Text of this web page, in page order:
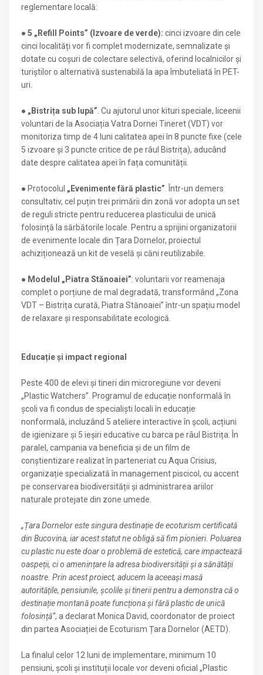
reglementare locală:
● 5 „Refill Points” (Izvoare de verde): cinci izvoare din cele
cinci localități vor fi complet modernizate, semnalizate și
dotate cu coșuri de colectare selectivă, oferind localnicilor și
turiștilor o alternativă sustenabilă la apa îmbuteliată în PET-
uri.
● „Bistrița sub lupă” . Cu ajutorul unor kituri speciale, liceenii
voluntari de la Asociația Vatra Dornei Tineret (VDT) vor
monitoriza timp de 4 luni calitatea apei în 8 puncte fixe (cele
5 izvoare și 3 puncte critice de pe râul Bistrița), aducând
date despre calitatea apei în fața comunității.
● Protocolul „Evenimente fără plastic” . Într-un demers
consultativ, cel puțin trei primării din zonă vor adopta un set
de reguli stricte pentru reducerea plasticului de unică
folosință la sărbătorile locale. Pentru a sprijini organizatorii
de evenimente locale din Țara Dornelor, proiectul
achiziționează un kit de veselă și căni reutilizabile.
● Modelul „Piatra Stănoaiei”: voluntarii vor reamenaja
complet o porțiune de mal degradată, transformând „Zona
VDT – Bistrița curată, Piatra Stănoaiei” într-un spațiu model
de relaxare și responsabilitate ecologică.
Educație și impact regional
Peste 400 de elevi și tineri din microregiune vor deveni
„Plastic Watchers”. Programul de educație nonformală în
școli va fi condus de specialiști locali în educație
nonformală, incluzând 5 ateliere interactive în școli, acțiuni
de igienizare și 5 ieșiri educative cu barca pe râul Bistrița. În
paralel, campania va beneficia și de un film de
conștientizare realizat în parteneriat cu Aqua Crisius,
organizație specializată în management piscicol, cu accent
pe conservarea biodiversității și administrarea ariilor
naturale protejate din zone umede.
„Țara Dornelor este singura destinație de ecoturism certificată
din Bucovina, iar acest statut ne obligă să fim pionieri. Poluarea
cu plastic nu este doar o problemă de estetică, care impactează
oaspeții, ci o amenințare la adresa biodiversității și a sănătății
noastre. Prin acest proiect, aducem la aceeași masă
autoritățile, pensiunile, școlile și tinerii pentru a demonstra că o
destinație montană poate funcționa și fără plastic de unică
folosință”, a declarat Monica David, coordonator de proiect
din partea Asociației de Ecoturism Țara Dornelor (AETD).
La finalul celor 12 luni de implementare, minimum 10
pensiuni, școli și instituții locale vor deveni oficial „Plastic